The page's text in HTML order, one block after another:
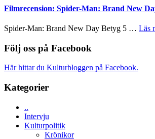
Filmrecension: Spider-Man: Brand New
Spider-Man: Brand New Day Betyg 5 … Läs
Följ oss på Facebook
Här hittar du Kulturbloggen på Facebook.
Kategorier
..
Intervju
Kulturpolitik
Krönikor